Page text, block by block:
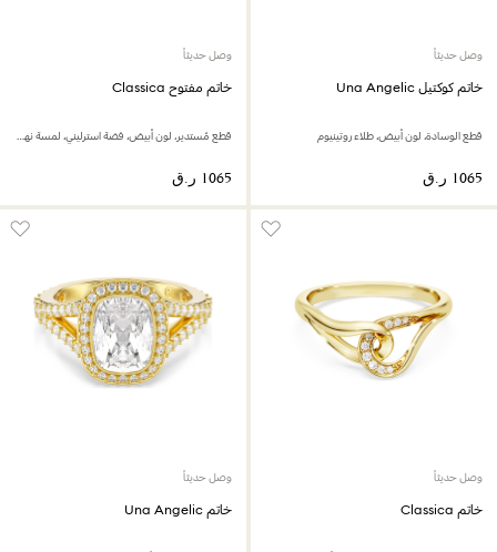
وصل حديثاً
خاتم كوكتيل Una Angelic
قطع الوسادة، لون أبيض، طلاء روتينيوم
وصل حديثاً
خاتم مفتوح Classica
قطع مُستدير، لون أبيض، فضة استرليني، لمسة نهائية من الذهب عيار 18 قيراط
وصل حديثاً
خاتم Classica
وصل حديثاً
خاتم Una Angelic